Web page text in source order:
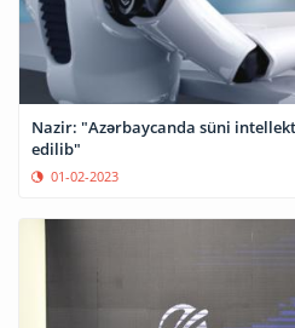
Nazir: "Azərbaycanda süni
edilib"
01-02-2023